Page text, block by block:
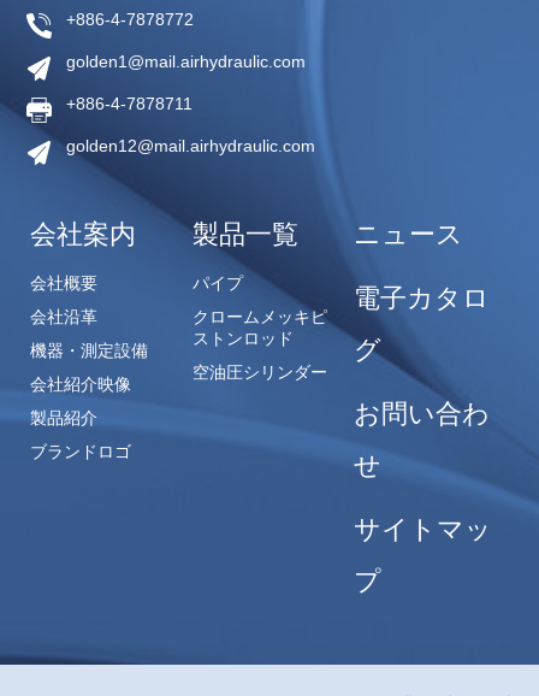
+886-4-7878772
golden1@mail.airhydraulic.com
+886-4-7878711
golden12@mail.airhydraulic.com
会社案内
会社概要
会社沿革
機器・測定設備
会社紹介映像
製品紹介
ブランドロゴ
製品一覧
パイプ
クロームメッキピ
ストンロッド
空油圧シリンダー
ニュース
電子カタロ
グ
お問い合わ
せ
サイトマッ
プ